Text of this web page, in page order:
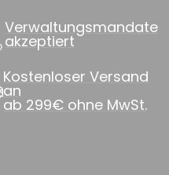
Verwaltungsmandate
akzeptiert
Kostenloser Versand
an
ab 299€ ohne MwSt.